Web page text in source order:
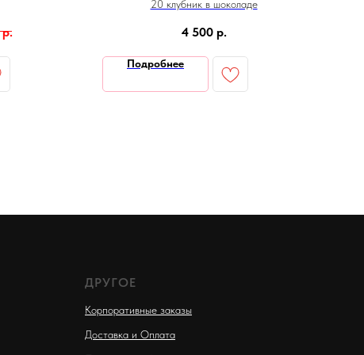
р.
20 клубник в шоколаде
4 500 р.
Подробнее
ДРУГОЕ
Корпоративные заказы
Доставка и Оплата